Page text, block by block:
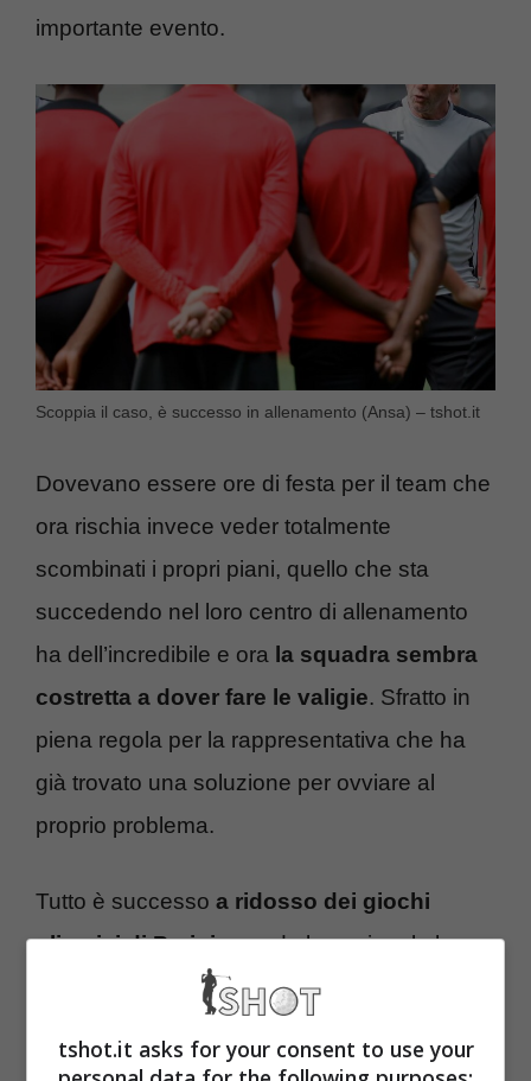
importante evento.
Scoppia il caso, è successo in allenamento (Ansa) – tshot.it
Dovevano essere ore di festa per il team che
ora rischia invece veder totalmente
scombinati i propri piani, quello che sta
succedendo nel loro centro di allenamento
ha dell’incredibile e ora la squadra sembra
costretta a dover fare le valigie. Sfratto in
piena regola per la rappresentativa che ha
già trovato una soluzione per ovviare al
proprio problema.
Tutto è successo a ridosso dei giochi
olimpici di Parigiquando la nazionale ha
capito che non c’erano i margini per allenarsi
mondo, soprattutto perché ci si aspettavano
tshot.it asks for your consent to use your